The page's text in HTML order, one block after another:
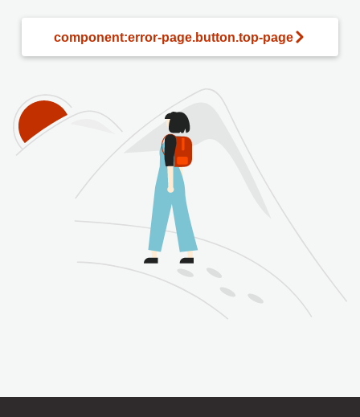
component:error-page.button.top-page